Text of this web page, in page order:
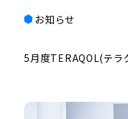
お知らせ
5月度TERAQOL(テラ